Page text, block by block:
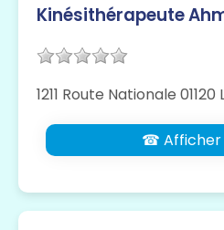
Kinésithérapeute
1211 Route Nationale 01120
☎ Afficher